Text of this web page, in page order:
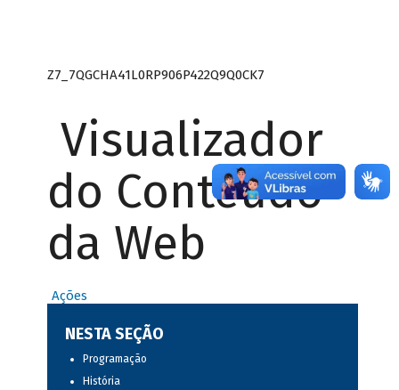
Z7_7QGCHA41L0RP906P422Q9Q0CK7
Visualizador
do Conteúdo
da Web
Ações
NESTA SEÇÃO
Programação
História